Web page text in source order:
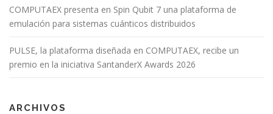
COMPUTAEX presenta en Spin Qubit 7 una plataforma de
emulación para sistemas cuánticos distribuidos
PULSE, la plataforma diseñada en COMPUTAEX, recibe un
premio en la iniciativa SantanderX Awards 2026
ARCHIVOS